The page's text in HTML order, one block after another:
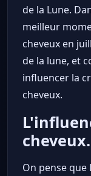
de la Lune.
meilleur
cheveux en
de la lune, et
influencer la
cheveux.
cheveux.
On pense que